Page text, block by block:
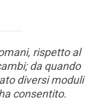
rispetto al
da quando
diversi moduli
consentito.